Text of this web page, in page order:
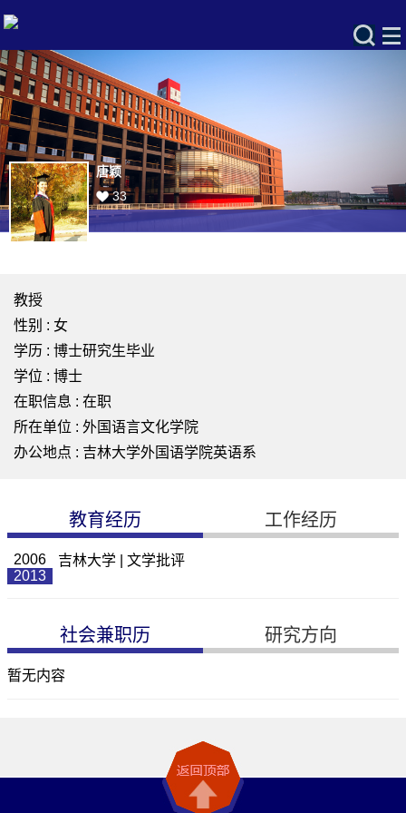
唐颖
33
教授
性别 : 女
学历 : 博士研究生毕业
学位 : 博士
在职信息 : 在职
所在单位 : 外国语言文化学院
办公地点 : 吉林大学外国语学院英语系
教育经历 工作经历
2006
2013
吉林大学 | 文学批评
社会兼职历 研究方向
暂无内容